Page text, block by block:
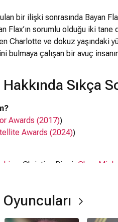
bir ilişki sonrasında Bayan
Flax’ın sorumlu olduğu iki
Charlotte ve dokuz yaşındaki
çalışan bir avuç
Hakkında Sıkça
Awards (2017))
Awards (2024))
, Christina Ricci, Cher
Oyuncuları